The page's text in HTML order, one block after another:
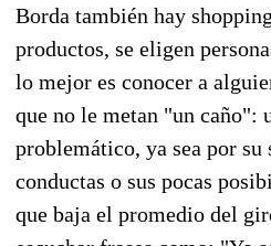
Borda también hay
productos, se eligen
lo mejor es conocer a
que no le metan "un caño":
problemático, ya sea por su
conductas o sus pocas
que baja el promedio del